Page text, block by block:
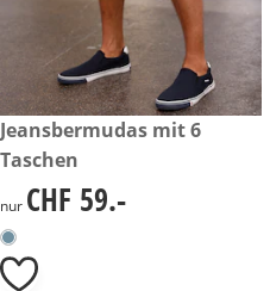
CHF 59.-
Jeansbermudas mit 6
Taschen
CHF 59.-
nur CHF 59.-